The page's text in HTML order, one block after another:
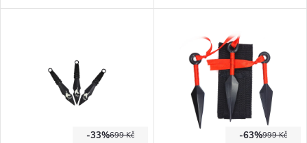
pokročilého. Součástí balení je
oceli 3cn13. Nylonové pouzdro
699 Kč
-33% 999 Kč
-63%